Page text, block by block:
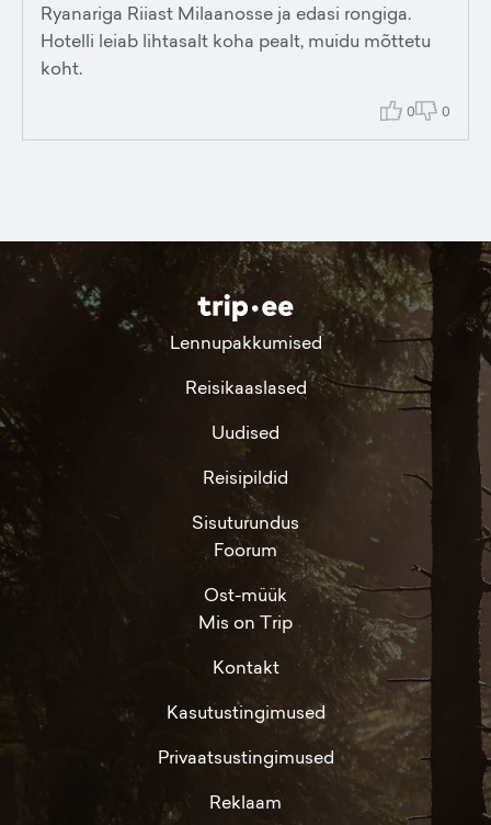
Ryanariga Riiast Milaanosse ja edasi rongiga.
Hotelli leiab lihtasalt koha pealt, muidu mõttetu
koht.
0 0
Lennupakkumised
Reisikaaslased
Uudised
Reisipildid
Sisuturundus
Foorum
Ost-müük
Mis on Trip
Kontakt
Kasutustingimused
Privaatsustingimused
Reklaam